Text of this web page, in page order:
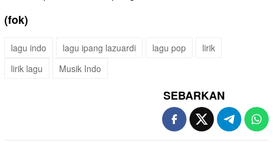
(fok)
lagu indo lagu ipang lazuardi lagu pop
lirik
lirik lagu
Musik Indo
SEBARKAN